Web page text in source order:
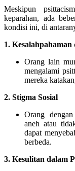
Meskipun
keparahan, ada
kondisi ini, di
1.
Orang lain
mengalami
mereka
2. Stigma Sosial
Orang
aneh atau
dapat
berbeda.
3. Kesulitan dalam